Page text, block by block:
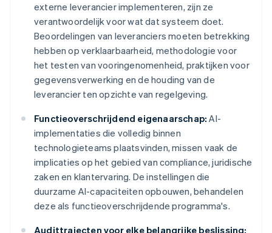
externe leverancier implementeren, zijn ze
verantwoordelijk voor wat dat systeem doet.
Beoordelingen van leveranciers moeten betrekking
hebben op verklaarbaarheid, methodologie voor
het testen van vooringenomenheid, praktijken voor
gegevensverwerking en de houding van de
leverancier ten opzichte van regelgeving.
Functieoverschrijdend eigenaarschap: AI-
implementaties die volledig binnen
technologieteams plaatsvinden, missen vaak de
implicaties op het gebied van compliance, juridische
zaken en klantervaring. De instellingen die
duurzame AI-capaciteiten opbouwen, behandelen
deze als functieoverschrijdende programma's.
Audittrajecten voor elke belangrijke beslissing: